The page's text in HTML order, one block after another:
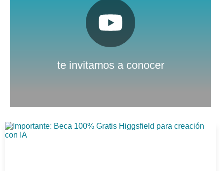
te invitamos a conocer
Pulsa aquí